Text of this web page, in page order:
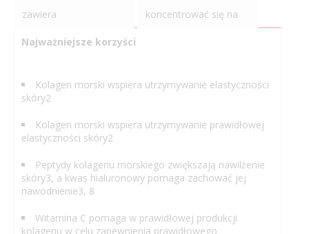
zawiera koncentrować się na
Najważniejsze korzyści
Kolagen morski wspiera utrzymywanie elastyczności
skóry2
Kolagen morski wspiera utrzymywanie prawidłowej
elastyczności skóry2
Peptydy kolagenu morskiego zwiększają nawilżenie
skóry3, a kwas hialuronowy pomaga zachować jej
nawodnienie3, 8
Witamina C pomaga w prawidłowej produkcji
kolagenu w celu zapewnienia prawidłowego